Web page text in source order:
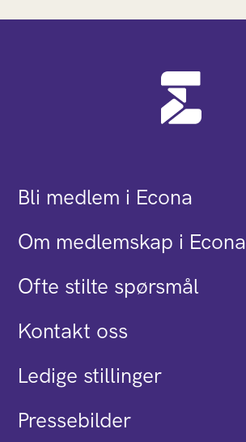
Bli medlem i Econa
Om medlemskap i Econa
Ofte stilte spørsmål
Kontakt oss
Ledige stillinger
Pressebilder